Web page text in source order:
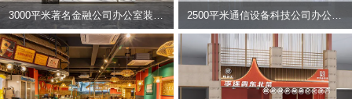
2500平米通信设备科技公司办公室设计 | 宇泰科技